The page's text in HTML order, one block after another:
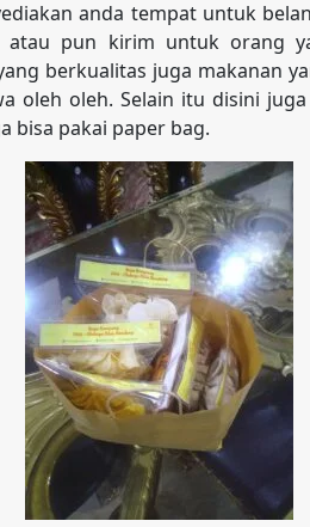
anda tempat untuk
pun kirim untuk orang
berkualitas juga makanan
oleh oleh. Selain itu disini
bisa pakai paper bag.